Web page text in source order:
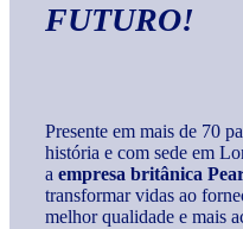
FUTURO!
Presente em mais de 70
história e com sede em
a empresa britânica
transformar vidas ao
melhor qualidade e mais